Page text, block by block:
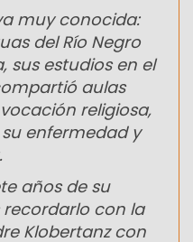
muy conocida:
del Río Negro
sus estudios en el
aulas
religiosa,
enfermedad y
años de su
con la
Klobertanz con